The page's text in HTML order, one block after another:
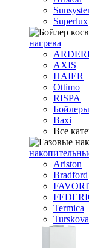
Superlux
нагрева
AXIS
HAIER
Ottimo
RISPA
Baxi
Все
Ariston
Bradford
Termica